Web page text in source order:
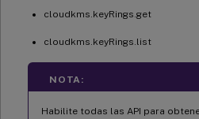
cloudkms.keyRings.get
cloudkms.keyRings.list
NOTA:
Habilite todas las API para